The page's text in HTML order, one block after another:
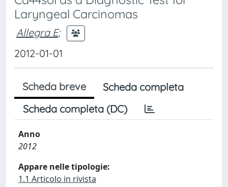
Laryngeal Carcinomas
Allegra E;
2012-01-01
Scheda breve
Scheda completa
Scheda completa (DC)
Anno
2012
Appare nelle tipologie:
1.1 Articolo in rivista